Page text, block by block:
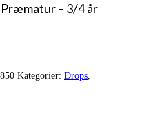
– 3/4 år
Kategorier: Drops,